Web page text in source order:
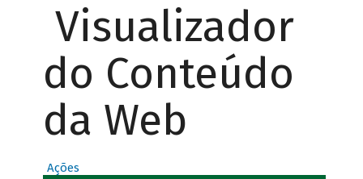
Visualizador
do Conteúdo
da Web
Ações